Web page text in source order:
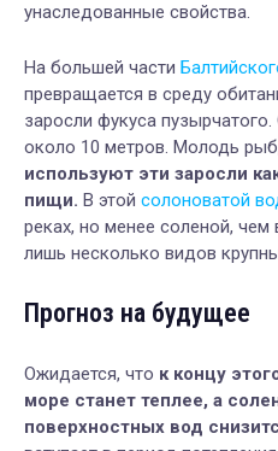
унаследованные свойства.
На большей части
превращается в среду
заросли фукуса
около 10 метров. Молодь
используют эти заросли
пищи. В этой солоноватой
реках, но менее соленой, чем
лишь несколько видов
Прогноз на будущее
Ожидается, что к концу
море станет теплее, а
поверхностных вод